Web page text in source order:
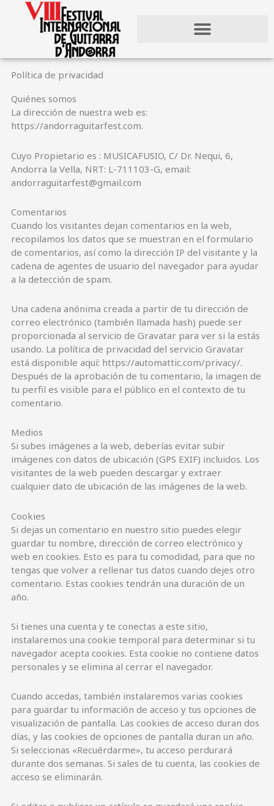
contenido
Política de privacidad
Quiénes somos
La dirección de nuestra web es:
https://andorraguitarfest.com.
Cuyo Propietario es : MUSICAFUSIO, C/ Dr. Nequi, 6,
Andorra la Vella, NRT: L-711103-G, email:
andorraguitarfest@gmail.com
Comentarios
Cuando los visitantes dejan comentarios en la web,
recopilamos los datos que se muestran en el formulario
de comentarios, así como la dirección IP del visitante y la
cadena de agentes de usuario del navegador para ayudar
a la detección de spam.
Una cadena anónima creada a partir de tu dirección de
correo electrónico (también llamada hash) puede ser
proporcionada al servicio de Gravatar para ver si la estás
usando. La política de privacidad del servicio Gravatar
está disponible aquí: https://automattic.com/privacy/.
Después de la aprobación de tu comentario, la imagen de
tu perfil es visible para el público en el contexto de tu
comentario.
Medios
Si subes imágenes a la web, deberías evitar subir
imágenes con datos de ubicación (GPS EXIF) incluidos. Los
visitantes de la web pueden descargar y extraer
cualquier dato de ubicación de las imágenes de la web.
Cookies
Si dejas un comentario en nuestro sitio puedes elegir
guardar tu nombre, dirección de correo electrónico y
web en cookies. Esto es para tu comodidad, para que no
tengas que volver a rellenar tus datos cuando dejes otro
comentario. Estas cookies tendrán una duración de un
año.
Si tienes una cuenta y te conectas a este sitio,
instalaremos una cookie temporal para determinar si tu
navegador acepta cookies. Esta cookie no contiene datos
personales y se elimina al cerrar el navegador.
Cuando accedas, también instalaremos varias cookies
para guardar tu información de acceso y tus opciones de
visualización de pantalla. Las cookies de acceso duran dos
días, y las cookies de opciones de pantalla duran un año.
Si seleccionas «Recuérdarme», tu acceso perdurará
durante dos semanas. Si sales de tu cuenta, las cookies de
acceso se eliminarán.